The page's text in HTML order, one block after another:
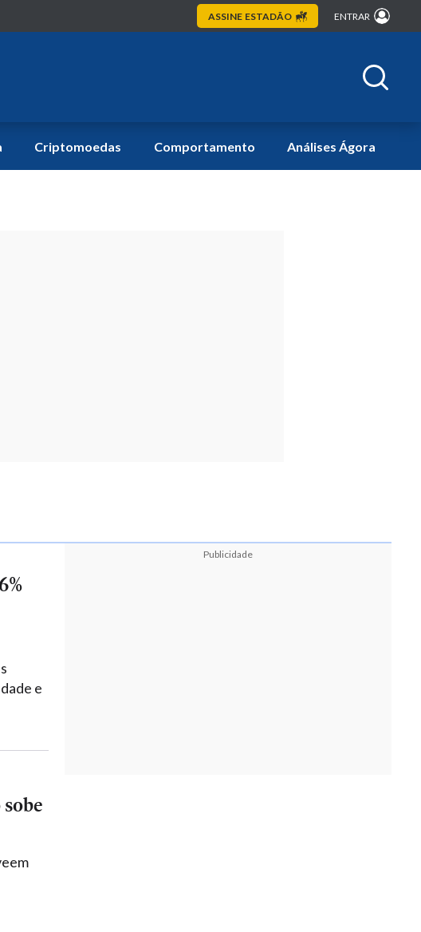
ASSINE ESTADÃO ENTRAR
Criptomoedas Comportamento Análises Ágora
e
Publicidade